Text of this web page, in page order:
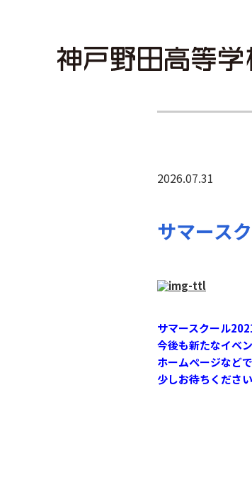
2026.07.31
サマース
サマースクール
今後も新たなイベ
ホームページなど
少しお待ちください